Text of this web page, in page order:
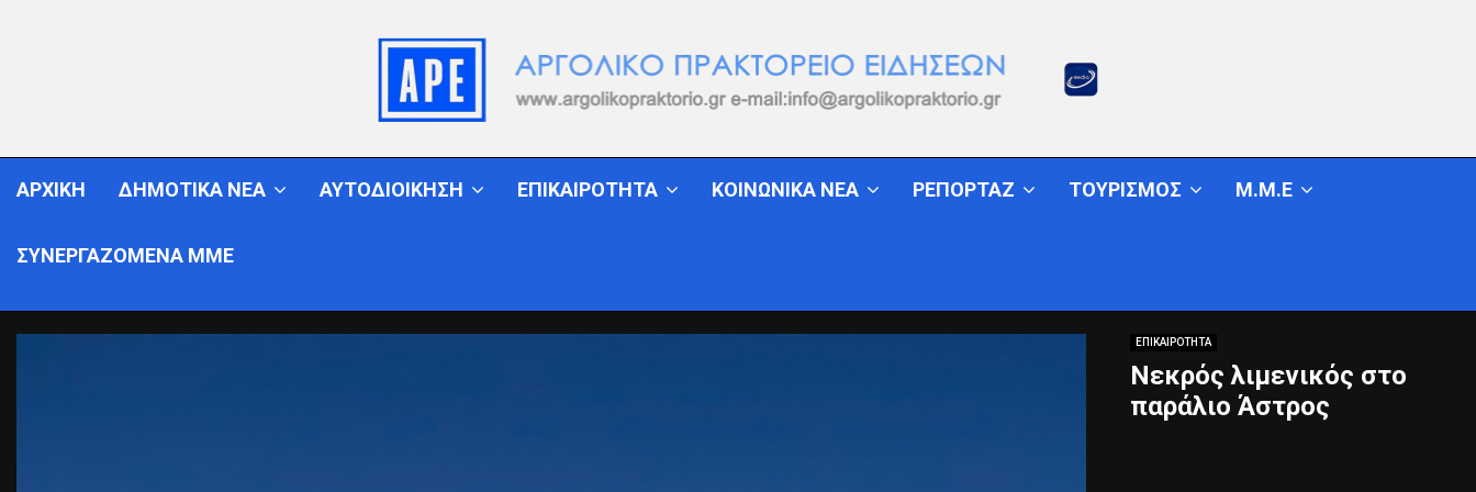
ΑΡΧΙΚΗ ΔΗΜΟΤΙΚΑ ΝΕΑ ΑΥΤΟΔΙΟΙΚΗΣΗ ΕΠΙΚΑΙΡΟΤΗΤΑ ΚΟΙΝΩΝΙΚΑ ΝΕΑ ΡΕΠΟΡΤΑΖ ΤΟΥΡΙΣΜΟΣ Μ.Μ.Ε
ΣΥΝΕΡΓΑΖΟΜΕΝΑ ΜΜΕ
ΕΠΙΚΑΙΡΟΤΗΤΑ
Νεκρός λιμενικός στο
παράλιο Άστρος